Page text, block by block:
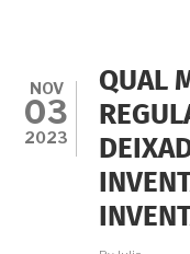
NOV
03
2023
QUAL